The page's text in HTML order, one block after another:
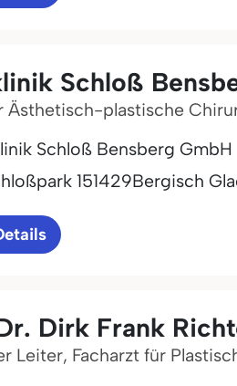
Schloß
Ästhetisch-plastische
Schloß Bensberg GmbH
151429Bergisch
Dirk Frank
Leiter, Facharzt für